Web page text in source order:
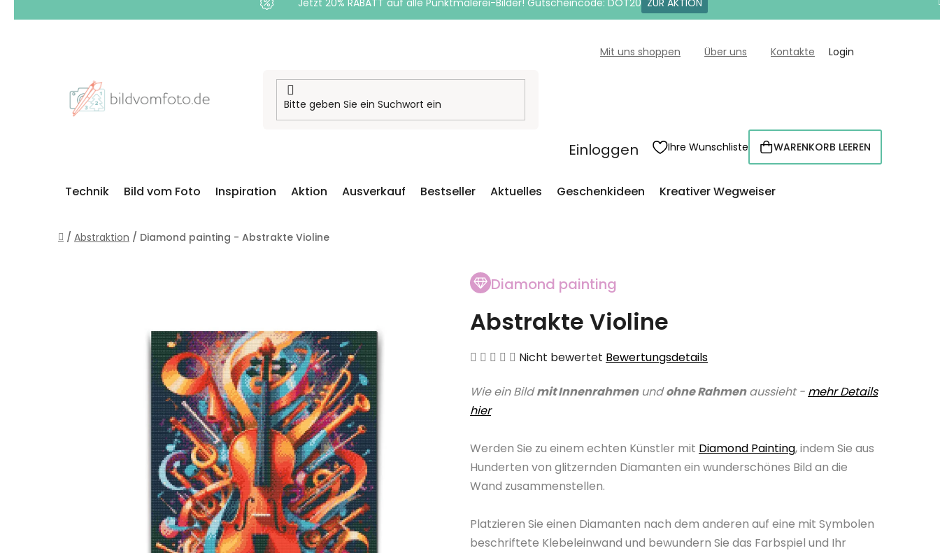
Jetzt 20% RABATT auf alle Punktmalerei-Bilder! Gutscheincode: DOT20 ZUR AKTION
Mit uns shoppen Über uns Kontakte Login
Einloggen Ihre Wunschliste WARENKORB
WARENKORB LEEREN
Technik Bild vom Foto Inspiration Aktion Ausverkauf Bestseller Aktuelles Geschenkideen Kreativer Wegweiser
Startseite
/ Abstraktion / Diamond painting - Abstrakte Violine
Diamond painting
Abstrakte Violine
Die
Produktbewertung
von
5
Sternen.
Nicht bewertet Bewertungsdetails
Wie ein Bildmit Innenrahmenundohne Rahmenaussieht - mehr Details
hier
Werden Sie zu einem echten Künstler mit Diamond Painting, indem Sie aus
Hunderten von glitzernden Diamanten ein wunderschönes Bild an die
Wand zusammenstellen.
Platzieren Sie einen Diamanten nach dem anderen auf eine mit Symbolen
beschriftete Klebeleinwand und bewundern Sie das Farbspiel und Ihr